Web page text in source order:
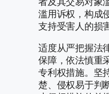
滥用诉权，构成
支持受害人的损
适度从严把握法
保障，依法慎重
专利权措施。坚
楚、侵权易于判